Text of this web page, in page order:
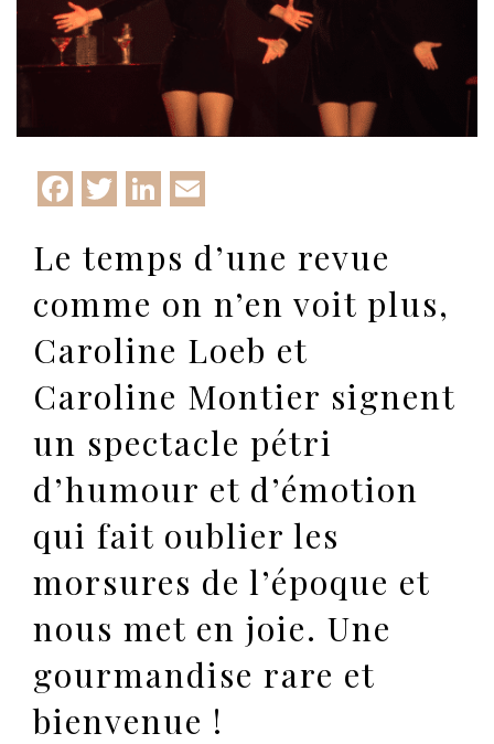
Facebook
Twitter
LinkedIn
Le temps d’une revue
comme on n’en voit plus,
Caroline Loeb et
Caroline Montier signent
un spectacle pétri
d’humour et d’émotion
qui fait oublier les
morsures de l’époque et
nous met en joie. Une
gourmandise rare et
bienvenue !